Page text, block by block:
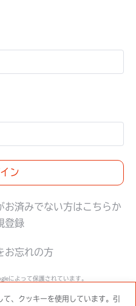
ン
お済みでない方はこちらか
登録
お忘れの方
によって保護されています。
と利用規約 に準拠します。
、クッキーを使用しています。引